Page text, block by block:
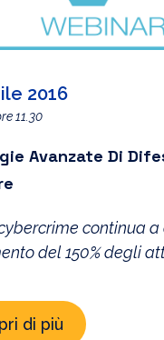
2016
11.30
Avanzate Di
continua a
del 150% degli
Tra i diversi
APT (Advanced
di più